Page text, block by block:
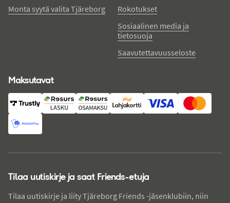
Monta syytä valita Tjäreborg
Rokotukset
Sosiaalinen media ja
tietosuoja
Saavutettavuusseloste
Maksutavat
Tilaa uutiskirje ja saat Friends-etuja
Tilaa uutiskirje ja liity Tjäreborg Friends -jäsenklubiin, niin